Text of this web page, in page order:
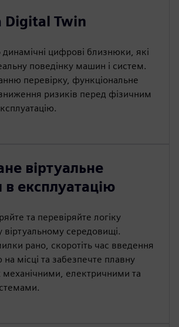
Digital Twin
цифрові близнюки, які
поведінку машин і систем.
перевірку, функціональне
ризиків перед фізичним
віртуальне
в експлуатацію
та перевіряйте логіку
віртуальному середовищі.
рано, скоротіть час введення
на місці та забезпечте плавну
механічними, електричними та